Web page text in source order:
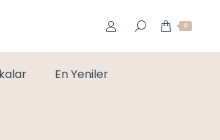
0
En Yeniler